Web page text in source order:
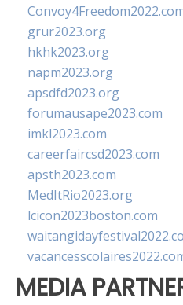
grur2023.org
hkhk2023.org
napm2023.org
apsdfd2023.org
forumausape2023.com
imkl2023.com
careerfaircsd2023.com
apsth2023.com
MedItRio2023.org
lcicon2023boston.com
MEDIA